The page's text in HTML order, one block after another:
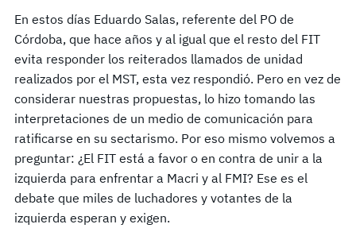
En estos días Eduardo Salas, referente del PO de
Córdoba, que hace años y al igual que el resto del FIT
evita responder los reiterados llamados de unidad
realizados por el MST, esta vez respondió. Pero en vez de
considerar nuestras propuestas, lo hizo tomando las
interpretaciones de un medio de comunicación para
ratificarse en su sectarismo. Por eso mismo volvemos a
preguntar: ¿El FIT está a favor o en contra de unir a la
izquierda para enfrentar a Macri y al FMI? Ese es el
debate que miles de luchadores y votantes de la
izquierda esperan y exigen.